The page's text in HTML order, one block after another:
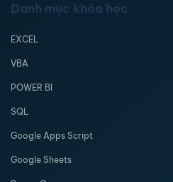
Danh mục khóa học
EXCEL
VBA
POWER BI
SQL
Google Apps Script
Google Sheets